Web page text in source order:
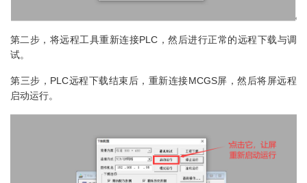
第二步，将远程工具重新连接PLC，然后进行正常的远程下载与调
试。
第三步，PLC远程下载结束后，重新连接MCGS屏，然后将屏远程
启动运行。